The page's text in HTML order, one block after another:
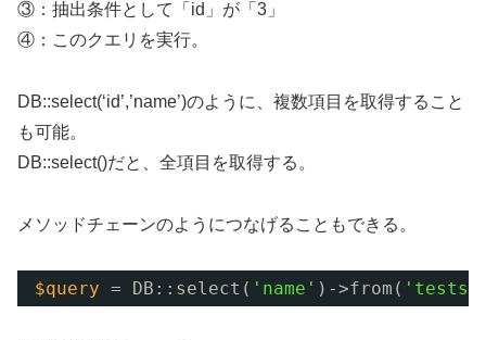
③：抽出条件として「id」が「3」
④：このクエリを実行。
DB::select(‘id’,’name’)のように、複数項目を取得すること
も可能。
DB::select()だと、全項目を取得する。
メソッドチェーンのようにつなげることもできる。
$query = DB::select( 'name' )->from( 'tests'